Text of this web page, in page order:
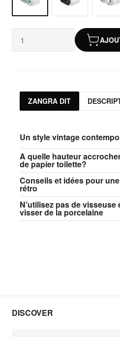
ZANGRA DIT
Un style vintage
A quelle hauteur
de papier toilette?
Conseils et idées pour
rétro
N’utilisez pas de
visser de la porcelaine
DISCOVER